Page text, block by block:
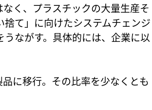
く、プラスチックの大量生産そ
て」に向けたシステムチェンジ
ながす。具体的には、企業に以
に移行。その比率を少なくとも